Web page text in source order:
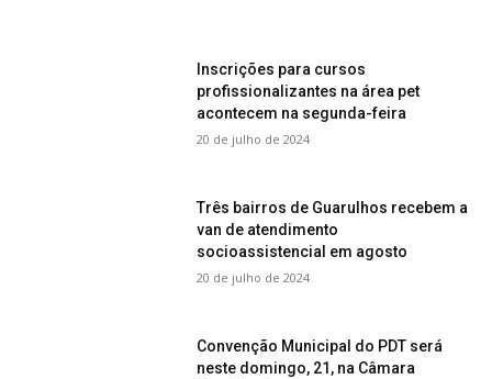
Inscrições para cursos
profissionalizantes na área pet
acontecem na segunda-feira
20 de julho de 2024
Três bairros de Guarulhos recebem a
van de atendimento
socioassistencial em agosto
20 de julho de 2024
Convenção Municipal do PDT será
neste domingo, 21, na Câmara